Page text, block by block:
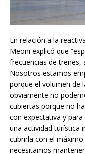
En relación a la
Meoni explicó que
frecuencias de trenes,
Nosotros estamos
porque el volumen de
obviamente no
cubiertas porque no
con expectativa y
una actividad turística
cubrirla con el
necesitamos